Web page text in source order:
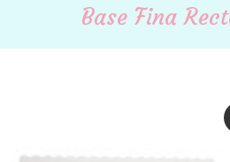
Base Fina